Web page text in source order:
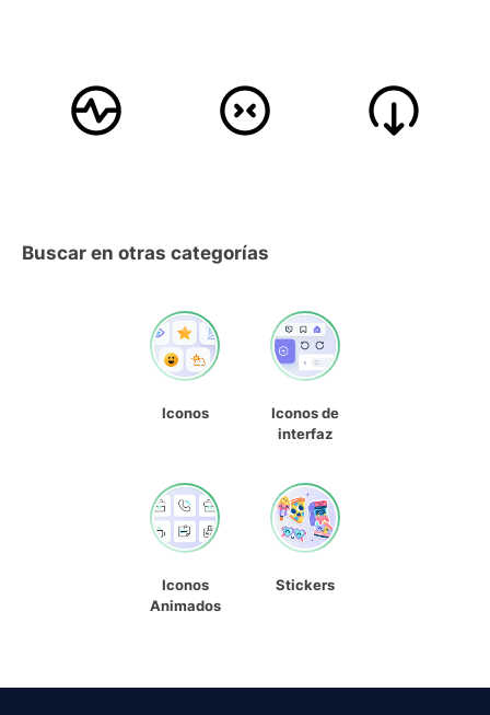
Buscar en otras categorías
Iconos
Iconos de
interfaz
Iconos
Animados
Stickers